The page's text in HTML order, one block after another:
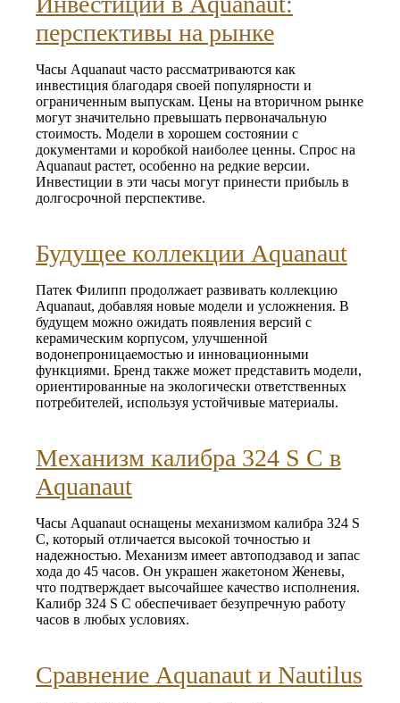
перспективы на рынке
Часы Aquanaut часто рассматриваются как
инвестиция благодаря своей популярности и
ограниченным выпускам. Цены на вторичном рынке
могут значительно превышать первоначальную
стоимость. Модели в хорошем состоянии с
документами и коробкой наиболее ценны. Спрос на
Aquanaut растет, особенно на редкие версии.
Инвестиции в эти часы могут принести прибыль в
долгосрочной перспективе.
Будущее коллекции Aquanaut
Патек Филипп продолжает развивать коллекцию
Aquanaut, добавляя новые модели и усложнения. В
будущем можно ожидать появления версий с
керамическим корпусом, улучшенной
водонепроницаемостью и инновационными
функциями. Бренд также может представить модели,
ориентированные на экологически ответственных
потребителей, используя устойчивые материалы.
Механизм калибра 324 S C в
Aquanaut
Часы Aquanaut оснащены механизмом калибра 324 S
C, который отличается высокой точностью и
надежностью. Механизм имеет автоподзавод и запас
хода до 45 часов. Он украшен жакетоном Женевы,
что подтверждает высочайшее качество исполнения.
Калибр 324 S C обеспечивает безупречную работу
часов в любых условиях.
Сравнение Aquanaut и Nautilus